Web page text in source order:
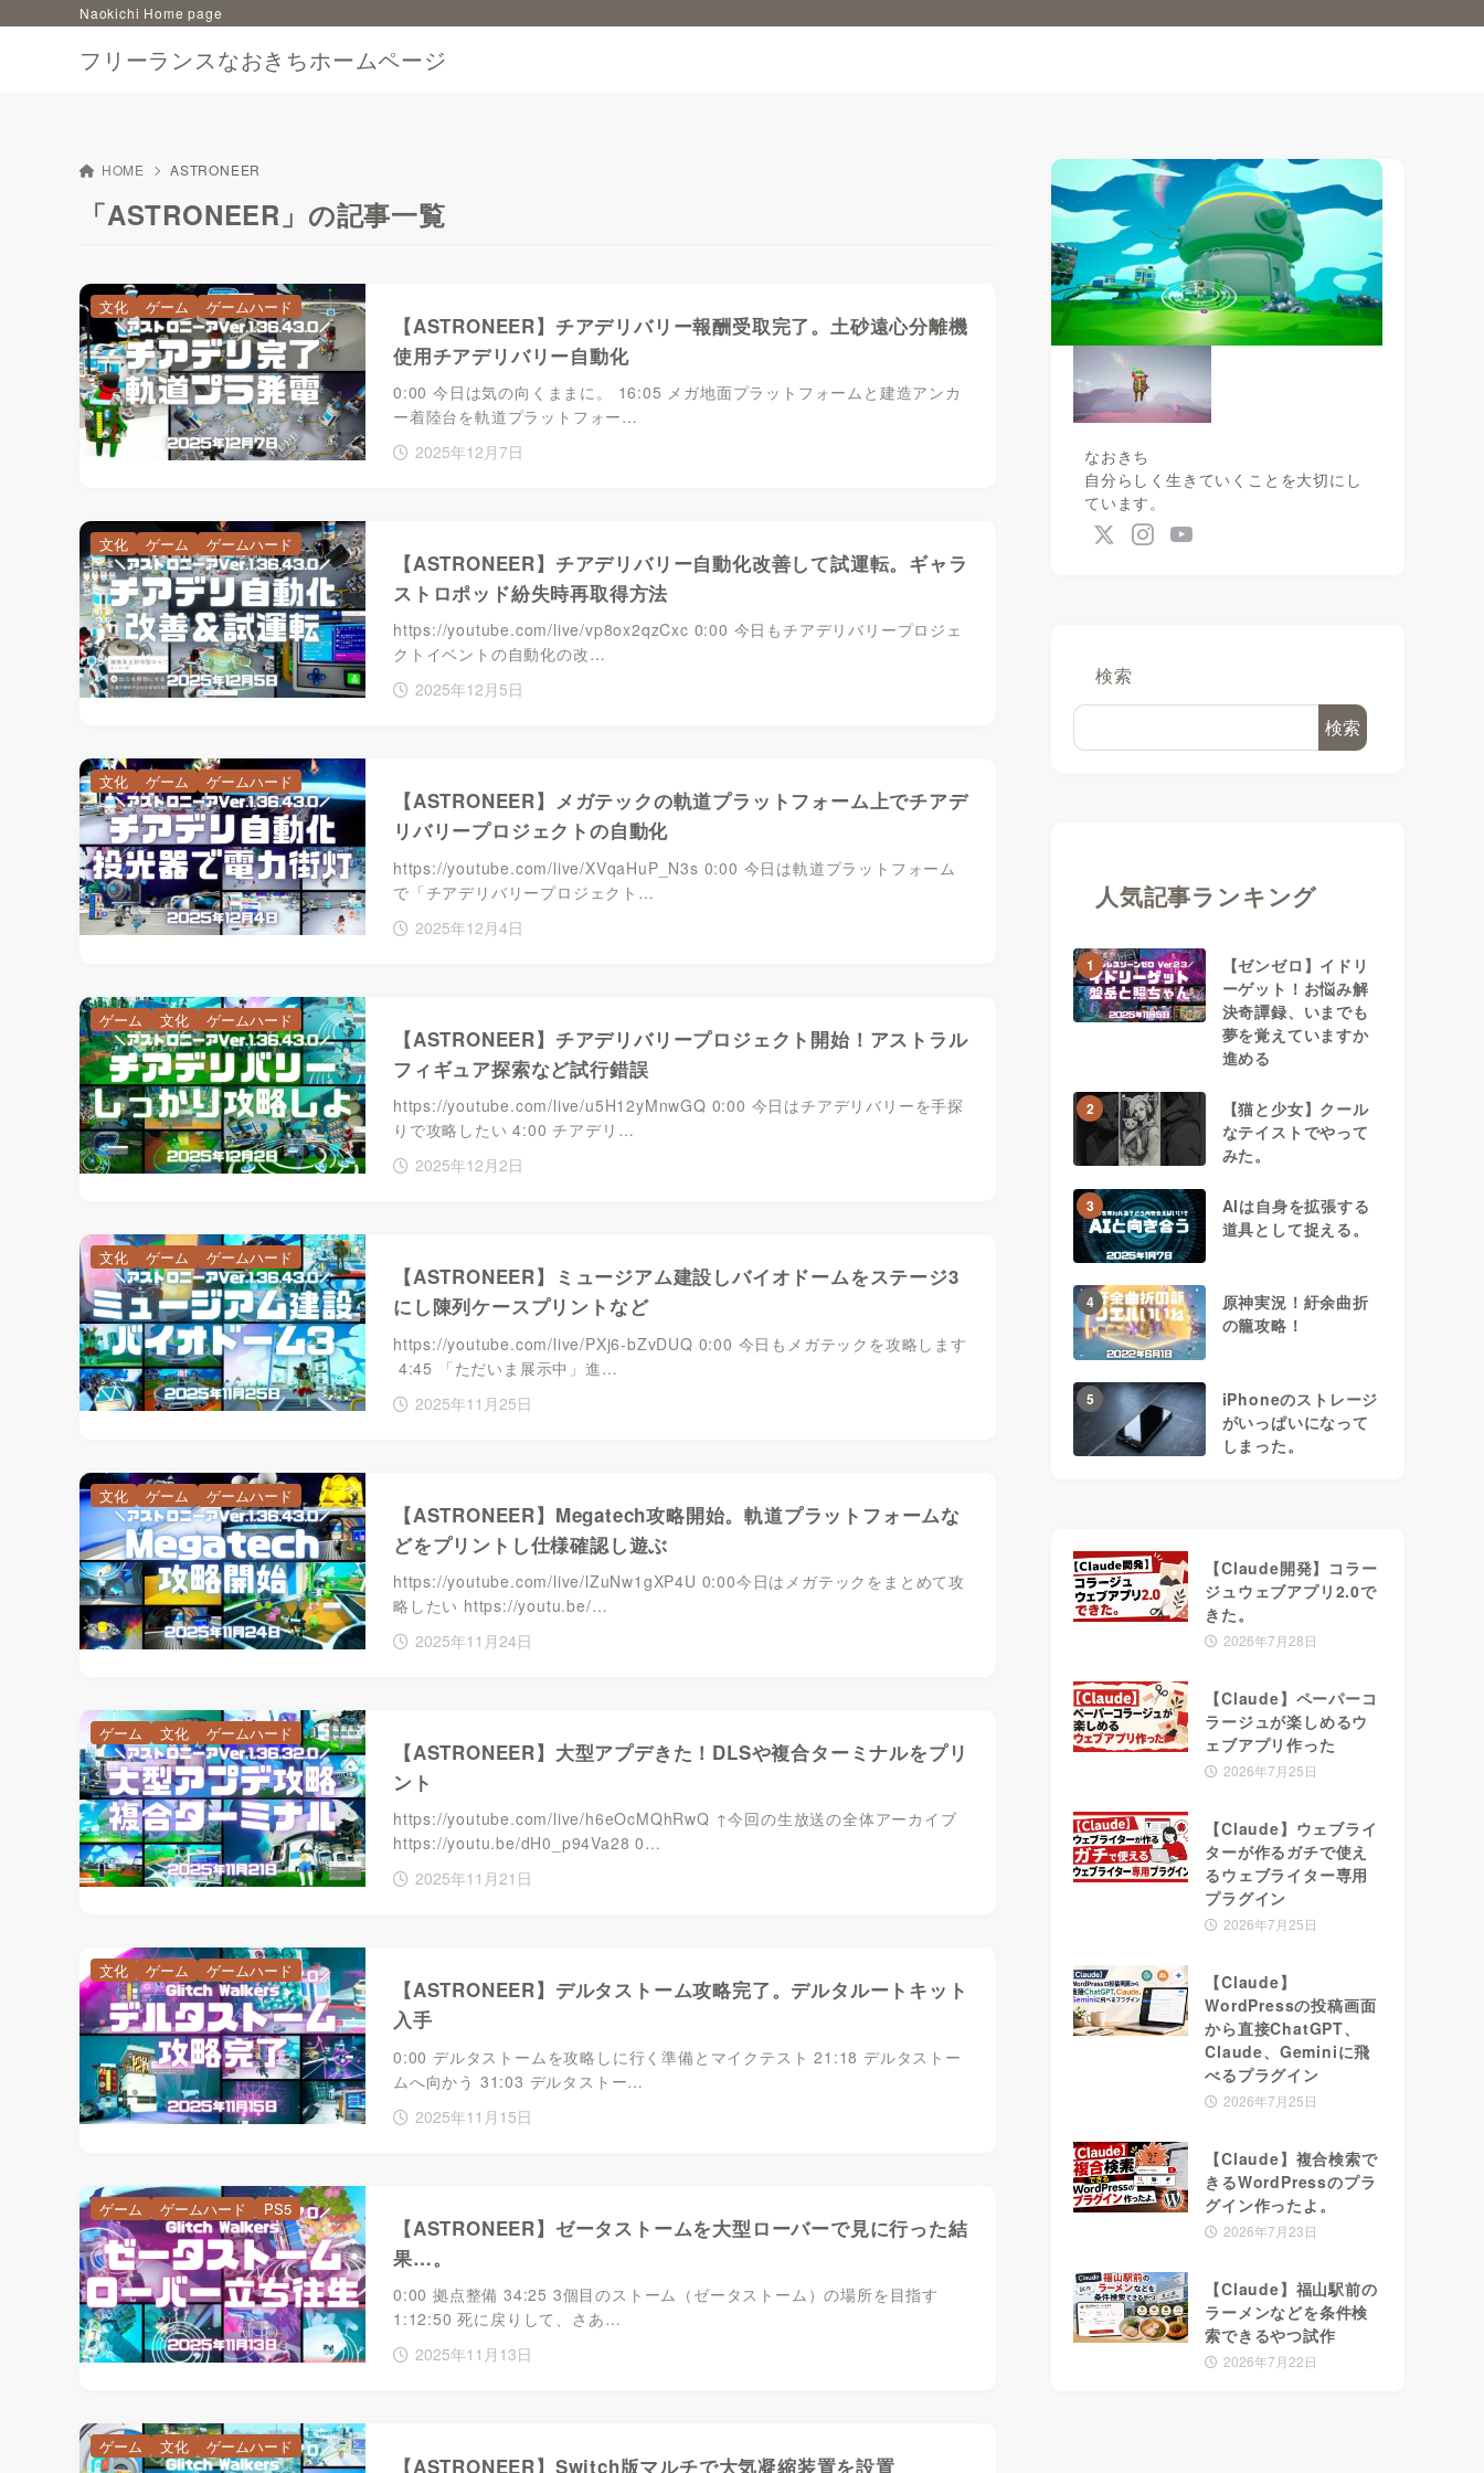
フリーランスなおきちホームページ
Naokichi Home page
HOME ASTRONEER
「ASTRONEER」の記事一覧
【ASTRONEER】チアデリバリー報酬受取完了。土砂遠心分離機
使用チアデリバリー自動化
0:00 今日は気の向くままに。 16:05 メガ地面プラットフォームと建造アンカ
ー着陸台を軌道プラットフォー…
2025年12月7日
文化 ゲーム ゲームハード
【ASTRONEER】チアデリバリー自動化改善して試運転。ギャラ
ストロポッド紛失時再取得方法
https://youtube.com/live/vp8ox2qzCxc ​​​​0:00 今日もチアデリバリープロジェ
クトイベントの自動化の改…
2025年12月5日
文化 ゲーム ゲームハード
【ASTRONEER】メガテックの軌道プラットフォーム上でチアデ
リバリープロジェクトの自動化
https://youtube.com/live/XVqaHuP_N3s 0:00 今日は軌道プラットフォーム
で「チアデリバリープロジェクト…
2025年12月4日
文化 ゲーム ゲームハード
【ASTRONEER】チアデリバリープロジェクト開始！アストラル
フィギュア探索など試行錯誤
https://youtube.com/live/u5H12yMnwGQ ​​0:00 今日はチアデリバリーを手探
りで攻略したい 4:00 チアデリ…
2025年12月2日
ゲーム 文化 ゲームハード
【ASTRONEER】ミュージアム建設しバイオドームをステージ3
にし陳列ケースプリントなど
https://youtube.com/live/PXj6-bZvDUQ 0:00 今日もメガテックを攻略します
​​ 4:45 「ただいま展示中」進…
2025年11月25日
文化 ゲーム ゲームハード
【ASTRONEER】Megatech攻略開始。軌道プラットフォームな
どをプリントし仕様確認し遊ぶ
https://youtube.com/live/lZuNw1gXP4U ​​​​0:00今日はメガテックをまとめて攻
略したい https://youtu.be/…
2025年11月24日
文化 ゲーム ゲームハード
【ASTRONEER】大型アプデきた！DLSや複合ターミナルをプリ
ント
https://youtube.com/live/h6eOcMQhRwQ ↑今回の生放送の全体アーカイブ
https://youtu.be/dH0_p94Va28 ​​0…
2025年11月21日
ゲーム 文化 ゲームハード
【ASTRONEER】デルタストーム攻略完了。デルタルートキット
入手
0:00 デルタストームを攻略しに行く準備とマイクテスト 21:18 デルタストー
ムへ向かう 31:03 デルタストー…
2025年11月15日
文化 ゲーム ゲームハード
【ASTRONEER】ゼータストームを大型ローバーで見に行った結
果…。
​​​​0:00 拠点整備 34:25 3個目のストーム（ゼータストーム）の場所を目指す
1:12:50 死に戻りして、さあ…
2025年11月13日
ゲーム ゲームハード PS5
【ASTRONEER】Switch版マルチで大気凝縮装置を設置
ゲーム 文化 ゲームハード
なおきち
自分らしく生きていくことを大切にし
ています。
検索
検索
人気記事ランキング
1
【ゼンゼロ】イドリ
ーゲット！お悩み解
決奇譚録、いまでも
夢を覚えていますか
進める
2
【猫と少女】クール
なテイストでやって
みた。
3
AIは自身を拡張する
道具として捉える。
4
原神実況！紆余曲折
の籠攻略！
5
iPhoneのストレージ
がいっぱいになって
しまった。
【Claude開発】コラー
ジュウェブアプリ2.0で
きた。
2026年7月28日
【Claude】ペーパーコ
ラージュが楽しめるウ
ェブアプリ作った
2026年7月25日
【Claude】ウェブライ
ターが作るガチで使え
るウェブライター専用
プラグイン
2026年7月25日
【Claude】
WordPressの投稿画面
から直接ChatGPT、
Claude、Geminiに飛
べるプラグイン
2026年7月25日
【Claude】複合検索で
きるWordPressのプラ
グイン作ったよ。
2026年7月23日
【Claude】福山駅前の
ラーメンなどを条件検
索できるやつ試作
2026年7月22日